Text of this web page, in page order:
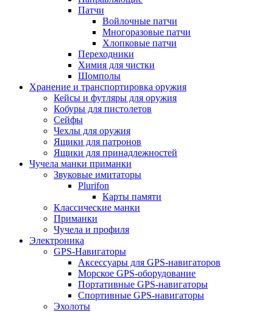
Патчи
Войлочные патчи
Многоразовые патчи
Хлопковые патчи
Переходники
Химия для чистки
Шомполы
Хранение и транспортировка оружия
Кейсы и футляры для оружия
Кобуры для пистолетов
Сейфы
Чехлы для оружия
Ящики для патронов
Ящики для принадлежностей
Чучела манки приманки
Звуковые имитаторы
Plurifon
Карты памяти
Классические манки
Приманки
Чучела и профиля
Электроника
GPS-Навигаторы
Аксессуары для GPS-навигаторов
Морское GPS-оборудование
Портативные GPS-навигаторы
Спортивные GPS-навигаторы
Эхолоты